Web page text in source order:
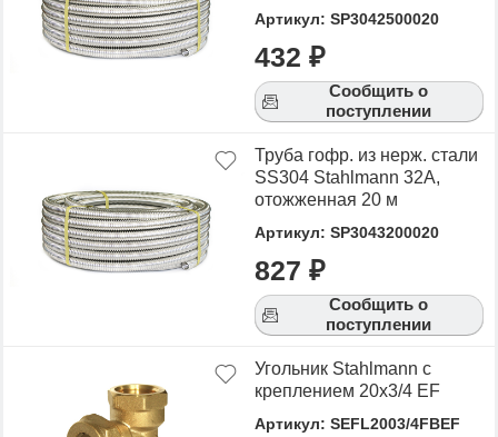
Артикул: SP3042500020
432 ₽
Сообщить о
поступлении
Труба гофр. из нерж. стали
SS304 Stahlmann 32A,
отожженная 20 м
Артикул: SP3043200020
827 ₽
Сообщить о
поступлении
Угольник Stahlmann с
креплением 20х3/4 EF
Артикул: SEFL2003/4FBEF